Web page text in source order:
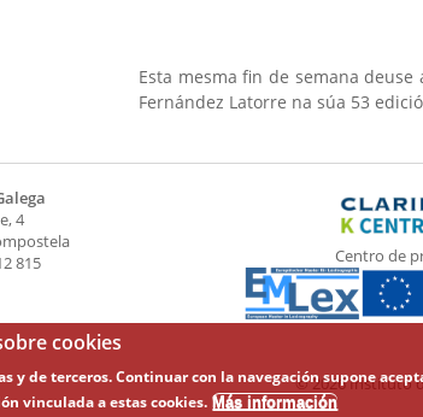
Esta mesma fin de semana
Fernández Latorre na súa 53
4
815
e-mail)
Centro de
© 2026 Instituto
cookies
y de terceros. Continuar con la navegación supone
vinculada a estas cookies. Más información